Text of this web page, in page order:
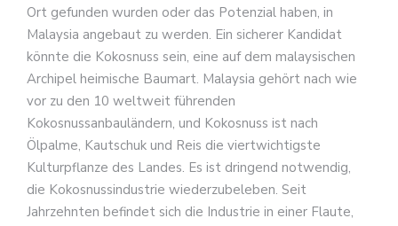
Ort gefunden wurden oder das Potenzial haben, in
Malaysia angebaut zu werden. Ein sicherer Kandidat
könnte die Kokosnuss sein, eine auf dem malaysischen
Archipel heimische Baumart. Malaysia gehört nach wie
vor zu den 10 weltweit führenden
Kokosnussanbauländern, und Kokosnuss ist nach
Ölpalme, Kautschuk und Reis die viertwichtigste
Kulturpflanze des Landes. Es ist dringend notwendig,
die Kokosnussindustrie wiederzubeleben. Seit
Jahrzehnten befindet sich die Industrie in einer Flaute,